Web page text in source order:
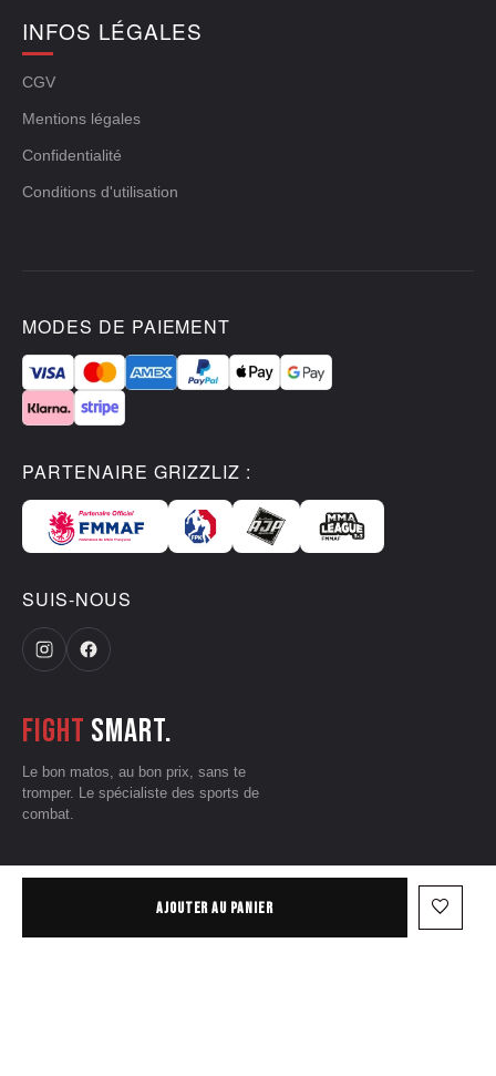
AJOUTER AU PANIER favorite_border
INFOS LÉGALES
CGV
Mentions légales
Confidentialité
Conditions d'utilisation
MODES DE PAIEMENT
PARTENAIRE GRIZZLIZ :
SUIS-NOUS
Fight smart.
Le bon matos, au bon prix, sans te
tromper. Le spécialiste des sports de
combat.
Mentions légales•Données personnelles
Conditions d'utilisation